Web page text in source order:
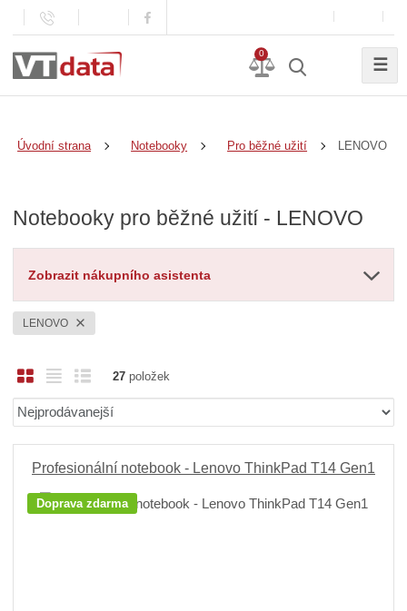
0
☰
Úvodní strana Notebooky Pro běžné užití LENOVO
Notebooky pro běžné užití - LENOVO
Zobrazit nákupního asistenta
LENOVO
a
z
e
í
O
b
r
á
z
o
a
b
u
l
o
Ř
á
d
k
o
ý
27položek
Profesionální notebook - Lenovo ThinkPad T14 Gen1
Doprava zdarma